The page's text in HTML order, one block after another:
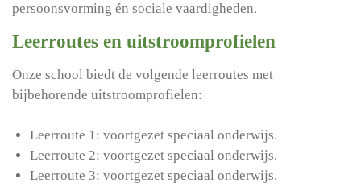
persoonsvorming én sociale vaardigheden.
Leerroutes en uitstroomprofielen
Onze school biedt de volgende leerroutes met
bijbehorende uitstroomprofielen:
Leerroute 1: voortgezet speciaal onderwijs.
Leerroute 2: voortgezet speciaal onderwijs.
Leerroute 3: voortgezet speciaal onderwijs.